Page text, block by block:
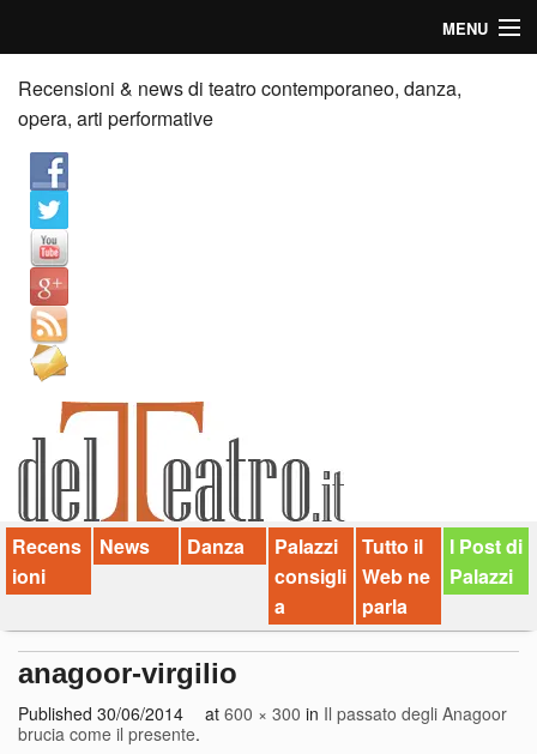
MENU
Home
Recensioni
Anticipazioni
News
Palazzi consiglia
Video
Chi siamo
Contatti
dT in English
Recensioni & news di teatro contemporaneo, danza,
opera, arti performative
Recens
ioni
News Danza
Palazzi
consigli
a
Tutto il
Web ne
parla
I Post di
Palazzi
anagoor-virgilio
Published 30/06/2014 at 600 × 300 in Il passato degli Anagoor
brucia come il presente.